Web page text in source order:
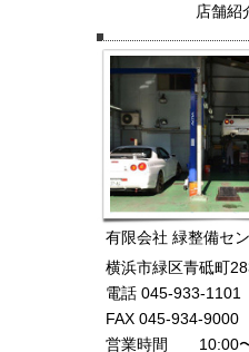
店舗紹
有限会社 緑整備セ
横浜市緑区青砥町
電話 045-933-1101
FAX 045-934-9000
営業時間 10:00